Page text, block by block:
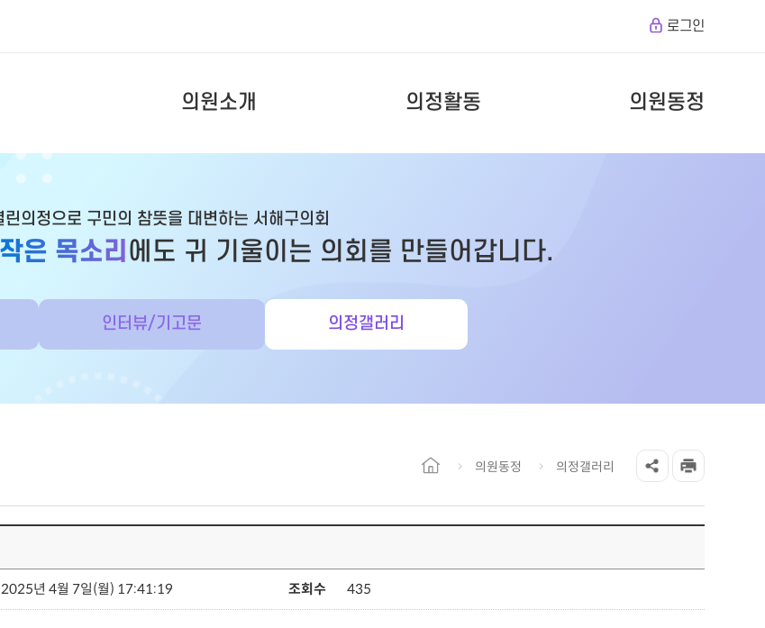
로그인
의원소개 의정활동 의원동정
린의정으로 구민의 참뜻을 대변하는 서해구의회
은 목소리 에도 귀 기울이는 의회를 만들어갑니다.
인터뷰/기고문 의정갤러리
의원동정 의정갤러리
2025년 4월 7일(월) 17:41:19 조회수 435